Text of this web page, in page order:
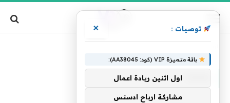
توصيات : ×
باقة متميزة VIP (كود: AA38045):
اول اثنين ريادة اعمال
مشاركة ارباح ادسنس